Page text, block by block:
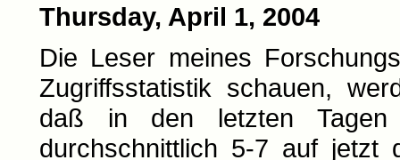
Thursday, April 1, 2004
Die Leser meines
Zugriffsstatistik schauen,
daß in den letzten Tagen
durchschnittlich 5-7 auf jetzt